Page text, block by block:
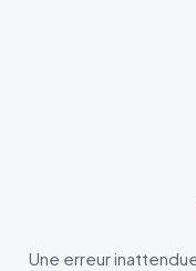
Une erreur